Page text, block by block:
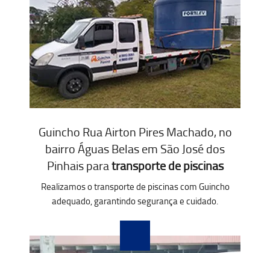
Guincho Rua Airton Pires Machado, no
bairro Águas Belas em São José dos
Pinhais paratransporte de piscinas
Realizamos o transporte de piscinas com Guincho
adequado, garantindo segurança e cuidado.